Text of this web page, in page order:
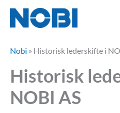
Hopp
innholdet
Nobi » Historisk lederskifte i
Historisk
NOBI AS